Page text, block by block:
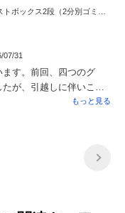
りました！ブルーの花
ガント。でも手洗い出
く何処かに着て出掛け
す。
DOTTUS/ドッタス ダストボックス2段（2分別ゴミ箱）幅34cm奥行25cm高さ92cm（ホワイト・グレー）
07/31
す。前回、四つのグ
が、引越しに伴いこち
段は張りますが、見た
もっと見る